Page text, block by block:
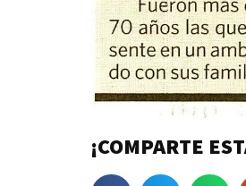
¡COMPARTE